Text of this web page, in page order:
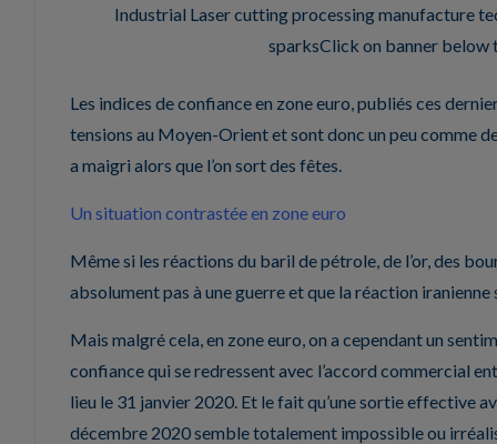
Industrial Laser cutting processing manufacture
sparksClick on banner below
Les indices de confiance en zone euro, publiés ces
tensions au Moyen-Orient et sont donc un peu comme
a maigri alors que l’on sort des fêtes.
Un situation contrastée en zone euro
Même si les réactions du baril de pétrole, de l’or, des
absolument pas à une guerre et que la réaction
Mais malgré cela, en zone euro, on a cependant un
confiance qui se redressent avec l’accord commercial
lieu le 31 janvier 2020. Et le fait qu’une sortie effective
décembre 2020 semble totalement impossible ou